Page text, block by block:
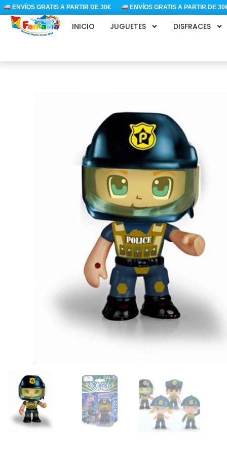
Ir
contenido
ENVÍOS GRATIS A PARTIR DE 30€ ENVÍOS GRATIS A PARTIR DE 30€
INICIO JUGUETES DISFRACES